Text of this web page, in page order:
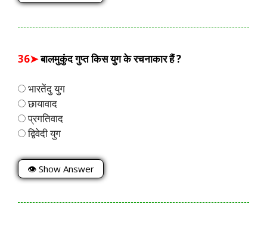
36➤बालमुकुंद गुप्त किस युग के रचनाकार हैं ?
भारतेंदु युग
छायावाद
प्रगतिवाद
द्विवेदी युग
👁 Show Answer